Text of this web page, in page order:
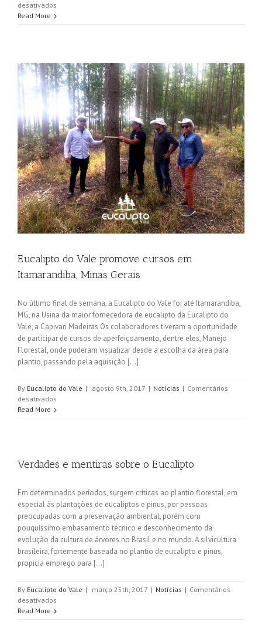
desativados
Eucalipto
do
conceito
em
Petrolina
Read More
Eucalipto do Vale promove cursos em
Itamarandiba, Minas Gerais
No último final de semana, a Eucalipto do Vale foi até Itamarandiba,
MG, na Usina da maior fornecedora de eucalipto da Eucalipto do
Vale, a Capivari Madeiras Os colaboradores tiveram a oportunidade
de participar de cursos de aperfeiçoamento, dentre eles, Manejo
Florestal, onde puderam visualizar desde a escolha da área para
plantio, passando pela aquisição [...]
By Eucalipto do Vale | agosto 9th, 2017 | Notícias | Comentários
desativados
Eucalipto
do
em
Gerais
Read More
Verdades e mentiras sobre o Eucalipto
Em determinados períodos, surgem críticas ao plantio florestal, em
especial às plantações de eucaliptos e pinus, por pessoas
preocupadas com a preservação ambiental, porém com
pouquíssimo embasamento técnico e desconhecimento da
evolução da cultura de árvores no Brasil e no mundo. A silvicultura
brasileira, fortemente baseada no plantio de eucalipto e pinus,
propicia emprego para [...]
By Eucalipto do Vale | março 25th, 2017 | Notícias | Comentários
desativados
Verdades
e
Read More